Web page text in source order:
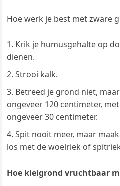
Hoe werk je best met zware
Krik je humusgehalte op
dienen.
Strooi kalk.
Betreed je grond niet,
ongeveer 120 centimeter,
ongeveer 30 centimeter.
Spit nooit meer, maar
los met de woelriek of
Hoe kleigrond vruchtbaar